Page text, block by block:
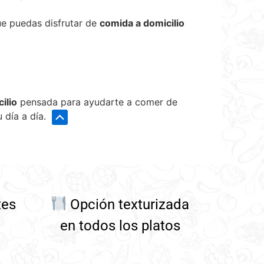
puedas disfrutar de comida a domicilio
pensada para ayudarte a comer de
día a día.
Opción texturizada
en todos los platos